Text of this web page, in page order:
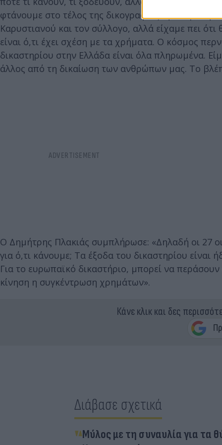
φτάνουμε στο τέλος της δικογραφίας, η υπομονή
Καρυστιανού και τον σύλλογο, αλλά είχαμε πει
είναι ό,τι έχει σχέση με τα χρήματα. Ο κόσμος
δικαστηρίου στην Ελλάδα είναι όλα πληρωμένα.
άλλος από τη δικαίωση των ανθρώπων μας. Το
Ο Δημήτρης Πλακιάς συμπλήρωσε: «Δηλαδή οι 27
για ό,τι κάνουμε; Τα έξοδα του δικαστηρίου είναι
Για το ευρωπαϊκό δικαστήριο, μπορεί να
κίνηση η συγκέντρωση χρημάτων».
Κάνε κλικ και δες
Διάβασε σχετικά
Μύλος με τη συναυλία για τα